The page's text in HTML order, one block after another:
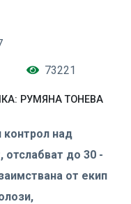
73221
РУМЯНА ТОНЕВА
контрол над
отслабват до 30 -
от екип